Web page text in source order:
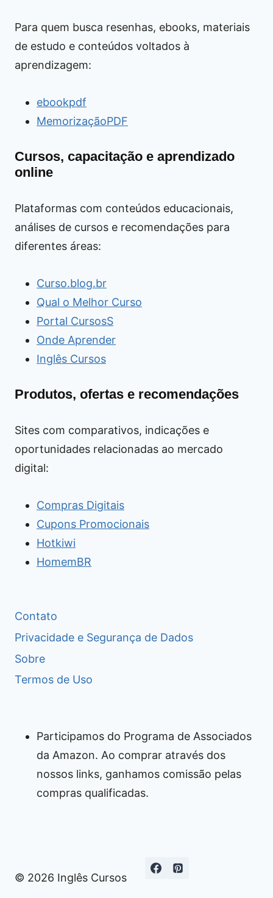
Para quem busca resenhas, ebooks, materiais
de estudo e conteúdos voltados à
aprendizagem:
ebookpdf
MemorizaçãoPDF
Cursos, capacitação e aprendizado
online
Plataformas com conteúdos educacionais,
análises de cursos e recomendações para
diferentes áreas:
Curso.blog.br
Qual o Melhor Curso
Portal CursosS
Onde Aprender
Inglês Cursos
Produtos, ofertas e recomendações
Sites com comparativos, indicações e
oportunidades relacionadas ao mercado
digital:
Compras Digitais
Cupons Promocionais
Hotkiwi
HomemBR
Contato
Privacidade e Segurança de Dados
Sobre
Termos de Uso
Participamos do Programa de Associados
da Amazon. Ao comprar através dos
nossos links, ganhamos comissão pelas
compras qualificadas.
© 2026 Inglês Cursos